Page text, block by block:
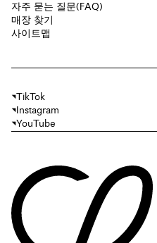
자주 묻는 질문(FAQ)
매장 찾기
사이트맵
TikTok
Instagram
YouTube